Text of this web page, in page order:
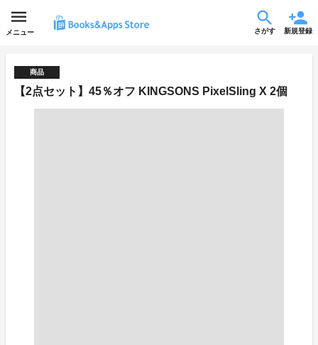
メニュー さがす 新規登録
商品
【2点セット】45％オフ KINGSONS PixelSling X 2個